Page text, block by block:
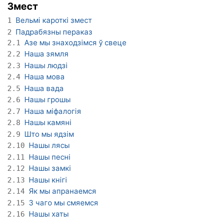
Змест
1 Вельмі кароткі змест
2 Падрабязны пераказ
2.1 Азе мы знаходзімся ў свеце
2.2 Наша зямля
2.3 Нашы людзі
2.4 Наша мова
2.5 Наша вада
2.6 Нашы грошы
2.7 Наша міфалогія
2.8 Нашы камяні
2.9 Што мы ядзім
2.10 Нашы лясы
2.11 Нашы песні
2.12 Нашы замкі
2.13 Нашы кнігі
2.14 Як мы апранаемся
2.15 З чаго мы смяемся
2.16 Нашы хаты